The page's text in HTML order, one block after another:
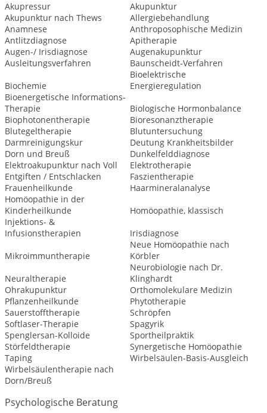
Akupressur
Akupunktur
Akupunktur nach Thews
Allergiebehandlung
Anamnese
Anthroposophische Medizin
Antlitzdiagnose
Apitherapie
Augen-/ Irisdiagnose
Augenakupunktur
Ausleitungsverfahren
Baunscheidt-Verfahren
Biochemie
Bioelektrische
Energieregulation
Bioenergetische Informations-
Therapie
Biologische Hormonbalance
Biophotonentherapie
Bioresonanztherapie
Blutegeltherapie
Blutuntersuchung
Darmreinigungskur
Deutung Krankheitsbilder
Dorn und Breuß
Dunkelfelddiagnose
Elektroakupunktur nach Voll
Elektrotherapie
Entgiften / Entschlacken
Faszientherapie
Frauenheilkunde
Haarmineralanalyse
Homöopathie in der
Kinderheilkunde
Homöopathie, klassisch
Injektions- &
Infusionstherapien
Irisdiagnose
Mikroimmuntherapie
Neue Homöopathie nach
Körbler
Neuraltherapie
Neurobiologie nach Dr.
Klinghardt
Ohrakupunktur
Orthomolekulare Medizin
Pflanzenheilkunde
Phytotherapie
Sauerstofftherapie
Schröpfen
Softlaser-Therapie
Spagyrik
Spenglersan-Kolloide
Sportheilpraktik
Störfeldtherapie
Synergetische Homöopathie
Taping
Wirbelsäulen-Basis-Ausgleich
Wirbelsäulentherapie nach
Dorn/Breuß
Psychologische Beratung